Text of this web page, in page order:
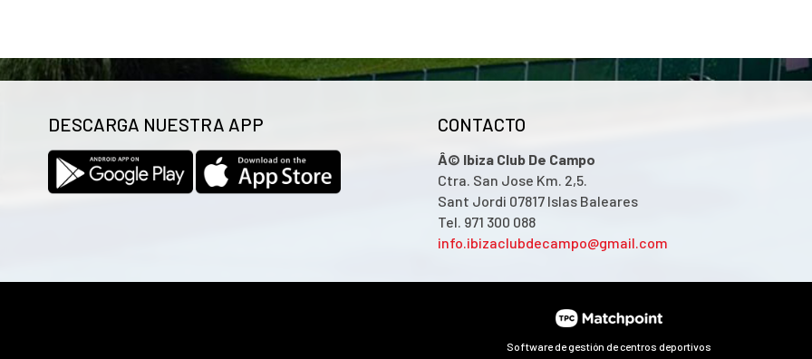
DESCARGA NUESTRA APP CONTACTO
Â© Ibiza Club De Campo
Ctra. San Jose Km. 2,5.
Sant Jordi 07817 Islas Baleares
Tel. 971 300 088
info.ibizaclubdecampo@gmail.com
Software de gestión de centros deportivos